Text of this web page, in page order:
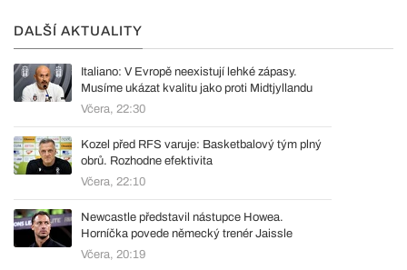
DALŠÍ AKTUALITY
Italiano: V Evropě neexistují lehké zápasy.
Musíme ukázat kvalitu jako proti Midtjyllandu
Včera, 22:30
Kozel před RFS varuje: Basketbalový tým plný
obrů. Rozhodne efektivita
Včera, 22:10
Newcastle představil nástupce Howea.
Horníčka povede německý trenér Jaissle
Včera, 20:19